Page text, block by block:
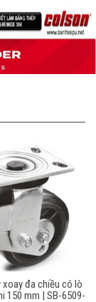
xoay đa chiều có lò
150 mm | SB-6509-